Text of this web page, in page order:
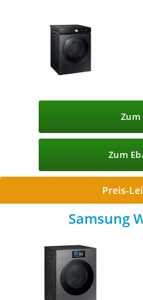
Zum
Zum
Preis-
Samsung